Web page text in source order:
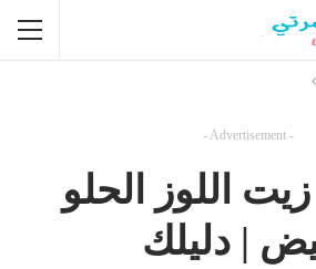
- Advertisement -
اللوز الحلو
| دليلك